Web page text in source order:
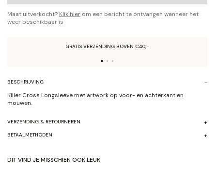
Maat uitverkocht? Klik hier om een bericht te ontvangen wanneer het
weer beschikbaar is
GRATIS VERZENDING BOVEN €40,-
BESCHRIJVING
Killer Cross Longsleeve met artwork op voor- en achterkant en
mouwen.
VERZENDING & RETOURNEREN
BETAALMETHODEN
DIT VIND JE MISSCHIEN OOK LEUK